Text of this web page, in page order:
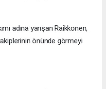
adına yarışan Raikkonen,
önünde görmeyi